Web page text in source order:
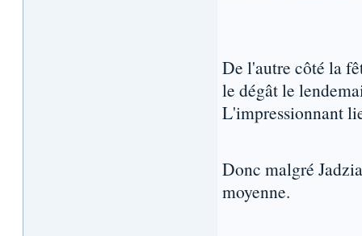
De l'autre côté la
le dégât le
L'impressionnant
Donc malgré
moyenne.